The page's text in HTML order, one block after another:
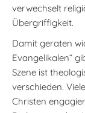
verwechselt
Übergriffigkeit.
Damit geraten
Evangelikalen“
Szene ist
verschieden.
Christen